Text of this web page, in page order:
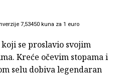
7,53450 kuna za 1 euro
se proslavio svojim
Kreće očevim stopama i
selu dobiva legendaran